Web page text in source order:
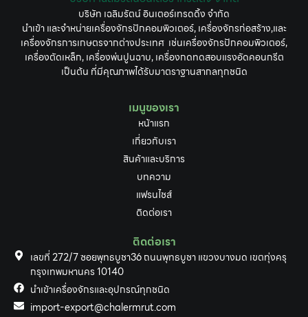
บริษัท เฉลิมรัตน์ อินเตอร์เทรดดิ้ง จำกัด
นำเข้า และจำหน่ายเครื่องจักรปักคอมพิวเตอร์, เครื่องจักรก่อสร้าง,และ
เครื่องจักรการเกษตรจากต่างประเทศ เช่นเครื่องจักรปักคอมพิวเตอร์,
เครื่องตัดเหล็ก, เครื่องพ่นปูนฉาบ, เครื่องกดทดสอบแรงอัดคอนกรีต
เป็นต้น ที่มีคุณภาพได้รับมาตราฐานสากลทุกชนิด
เมนูของเรา
หน้าแรก
เกี่ยวกับเรา
สินค้าและบริการ
บทความ
แฟรนไชส์
ติดต่อเรา
ติดต่อเรา
เลขที่ 272/7 ซอยพุทธบูชา36 ถนนพุทธบูชา แขวงบางมด เขตทุ่งครุ
กรุงเทพมหานคร 10140
นำเข้าเครื่องจักรและอุปกรณ์ทุกชนิด
import-export@chalermrut.com